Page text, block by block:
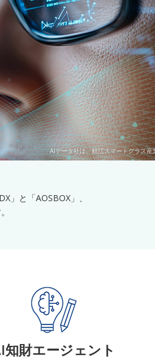
AIデータ社は、鯖江スマートグラス
」と「AOSBOX」、
知財エージェント